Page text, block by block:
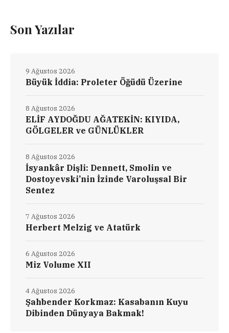
Son Yazılar
Büyük İddia: Proleter Öğüdü Üzerine
9 Ağustos 2026
ELİF AYDOĞDU AĞATEKİN: KIYIDA,
GÖLGELER ve GÜNLÜKLER
8 Ağustos 2026
İsyankâr Dişli: Dennett, Smolin ve
Dostoyevski’nin İzinde Varoluşsal Bir
Sentez
8 Ağustos 2026
Herbert Melzig ve Atatürk
7 Ağustos 2026
Miz Volume XII
6 Ağustos 2026
Şahbender Korkmaz: Kasabanın Kuyu
Dibinden Dünyaya Bakmak!
4 Ağustos 2026